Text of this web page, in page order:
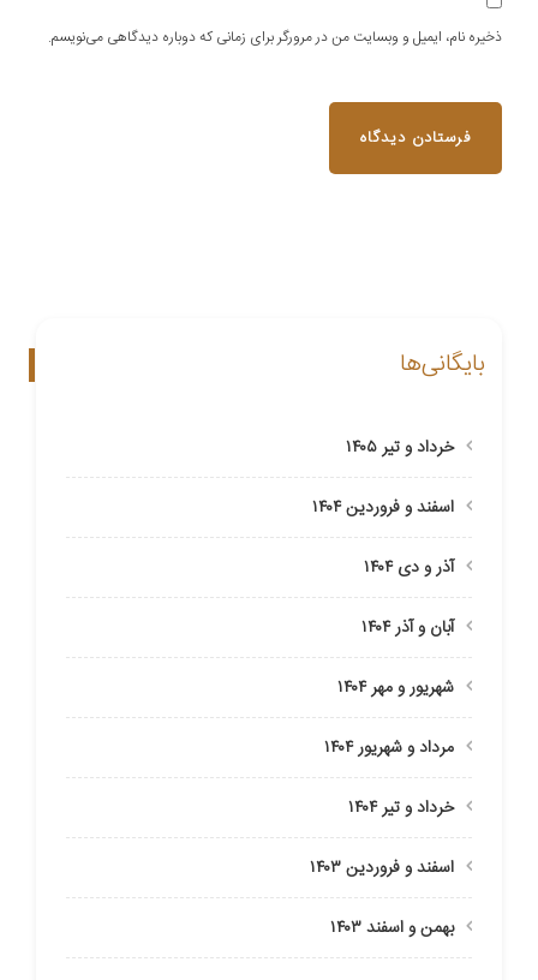
ذخیره نام، ایمیل و وبسایت من در مرورگر برای زمانی که دوباره دیدگاهی می‌نویسم.
بایگانی‌ها
خرداد و تیر ۱۴۰۵
اسفند و فروردین ۱۴۰۴
آذر و دی ۱۴۰۴
آبان و آذر ۱۴۰۴
شهریور و مهر ۱۴۰۴
مرداد و شهریور ۱۴۰۴
خرداد و تیر ۱۴۰۴
اسفند و فروردین ۱۴۰۳
بهمن و اسفند ۱۴۰۳